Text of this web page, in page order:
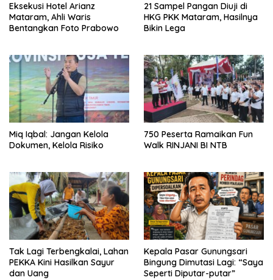
Eksekusi Hotel Arianz
Mataram, Ahli Waris
Bentangkan Foto Prabowo
21 Sampel Pangan Diuji di
HKG PKK Mataram, Hasilnya
Bikin Lega
Miq Iqbal: Jangan Kelola
Dokumen, Kelola Risiko
750 Peserta Ramaikan Fun
Walk RINJANI BI NTB
Tak Lagi Terbengkalai, Lahan
PEKKA Kini Hasilkan Sayur
dan Uang
Kepala Pasar Gunungsari
Bingung Dimutasi Lagi: “Saya
Seperti Diputar-putar”